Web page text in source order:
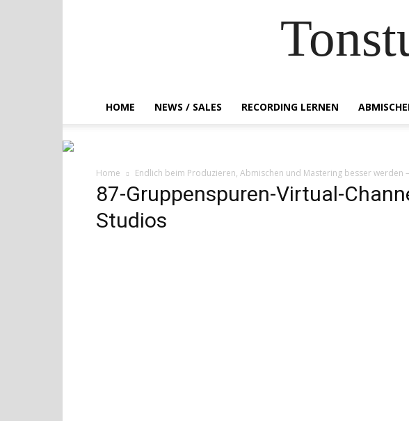
HOME NEWS / SALES RECORDING LERNEN
Home Endlich beim Produzieren, Abmischen und Mastering besser werden
87-Gruppenspuren-Virtual-
Studios